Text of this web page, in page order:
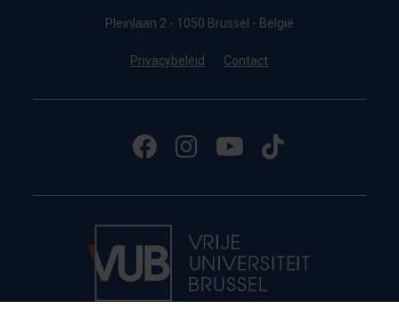
Pleinlaan 2 - 1050 Brussel - België
Privacybeleid Contact